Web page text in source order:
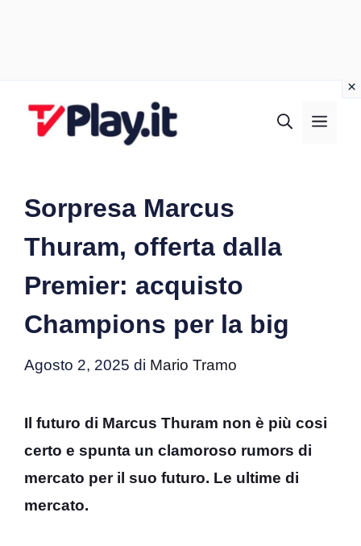
Sorpresa Marcus
Thuram, offerta dalla
Premier: acquisto
Champions per la big
Agosto 2, 2025 di Mario Tramo
Il futuro di Marcus Thuram non è più cosi
certo e spunta un clamoroso rumors di
mercato per il suo futuro. Le ultime di
mercato.